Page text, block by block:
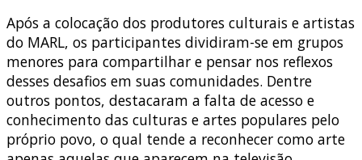
Após a colocação dos produtores culturais e artistas
do MARL, os participantes dividiram-se em grupos
menores para compartilhar e pensar nos reflexos
desses desafios em suas comunidades. Dentre
outros pontos, destacaram a falta de acesso e
conhecimento das culturas e artes populares pelo
próprio povo, o qual tende a reconhecer como arte